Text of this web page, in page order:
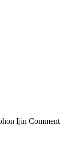
Ijin Comment